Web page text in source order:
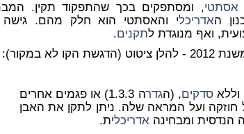
אסתטי, ומסתפקים בכך שהתפקוד תקין.
האדריכלי והאסתטי הוא חלק מהם. גישה
ואף מנוגדת לתקנים.
וללאסדקים, (הגדר
ה 1.3.3) או פגמים אחרים
חוזקה ועל המראה שלה. ניתן לתקן את האבן
הנדסית ומבחינהאדריכלית.